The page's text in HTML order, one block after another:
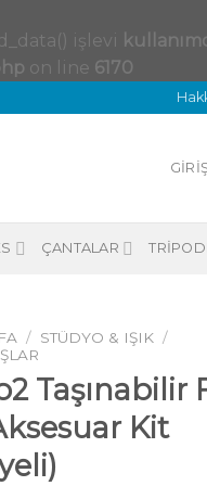
işlevi
on line 6170
ÇANTALAR
/ STÜDYO & IŞIK /
Taşınabilir
Kit